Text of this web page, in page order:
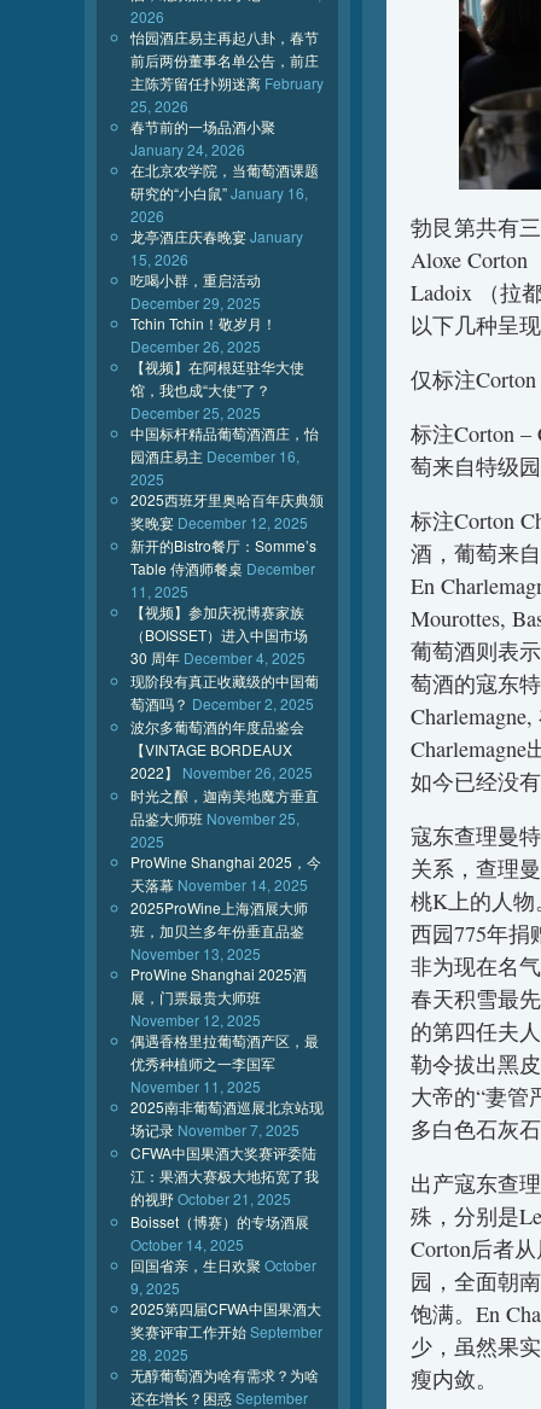
勃艮第共有
Aloxe Corton
Ladoix （拉
以下几种呈
仅标注
标注Corton
萄来自特级
标注Corton
酒，葡萄来
En
Mourottes,
葡萄酒则表
萄酒的寇东
如今已经没
寇东查理曼
关系，查理
桃K上的人物
西园775年捐
非为现在名
春天积雪最
的第四任夫
勒令拔出黑
大帝的“妻管
多白色石灰
出产寇东查
殊，分别是
Corton后者从
园，全面朝
饱满。En
少，虽然果
瘦内敛。
2026
怡园酒庄易主再起八卦，春节
前后两份董事名单公告，前庄
主陈芳留任扑朔迷离 February
25, 2026
春节前的一场品酒小聚
January 24, 2026
在北京农学院，当葡萄酒课题
研究的“小白鼠”January 16,
2026
龙亭酒庄庆春晚宴January
15, 2026
吃喝小群，重启活动
December 29, 2025
Tchin Tchin！敬岁月！
December 26, 2025
【视频】在阿根廷驻华大使
馆，我也成“大使”了？
December 25, 2025
中国标杆精品葡萄酒酒庄，怡
园酒庄易主 December 16,
2025
2025西班牙里奥哈百年庆典颁
奖晚宴 December 12, 2025
新开的Bistro餐厅：Somme’s
Table 侍酒师餐桌 December
11, 2025
【视频】参加庆祝博赛家族
（BOISSET）进入中国市场
30 周年 December 4, 2025
现阶段有真正收藏级的中国葡
萄酒吗？ December 2, 2025
波尔多葡萄酒的年度品鉴会
【VINTAGE BORDEAUX
2022】
November 26, 2025
时光之酿，迦南美地魔方垂直
品鉴大师班 November 25,
2025
ProWine Shanghai 2025，今
天落幕 November 14, 2025
2025ProWine上海酒展大师
班，加贝兰多年份垂直品鉴
November 13, 2025
ProWine Shanghai 2025酒
展，门票最贵大师班
November 12, 2025
偶遇香格里拉葡萄酒产区，最
优秀种植师之一李国军
November 11, 2025
2025南非葡萄酒巡展北京站现
场记录 November 7, 2025
CFWA中国果酒大奖赛评委陆
江：果酒大赛极大地拓宽了我
的视野October 21, 2025
Boisset（博赛）的专场酒展
October 14, 2025
回国省亲，生日欢聚 October
9, 2025
2025第四届CFWA中国果酒大
奖赛评审工作开始September
28, 2025
无醇葡萄酒为啥有需求？为啥
还在增长？困惑September